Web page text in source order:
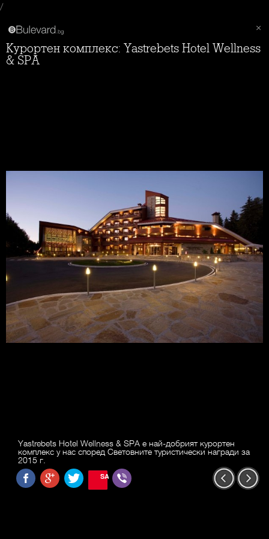
/
Курортен комплекс: Yastrebets Hotel Wellness
& SPA
Yastrebets Hotel Wellness & SPA е най-добрият курортен
комплекс у нас според Световните туристически награди за
2015 г.
SAVE